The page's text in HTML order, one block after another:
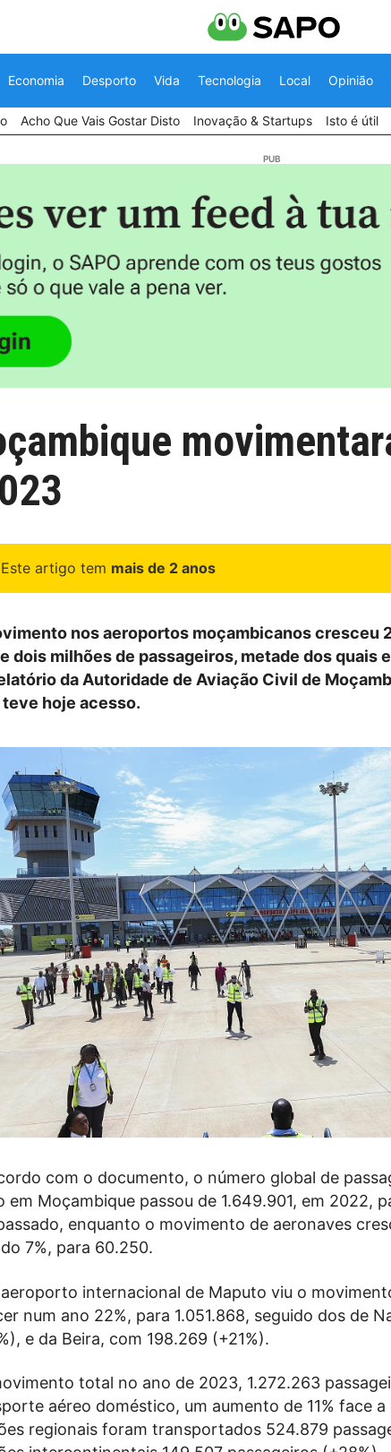
Economia Desporto Vida Tecnologia Local Opinião
Acho Que Vais Gostar Disto Inovação & Startups Isto é útil
Este artigo tem mais de 2 anos
nos aeroportos moçambicanos cresceu
dois milhões de passageiros, metade dos quais
da Autoridade de Aviação Civil de
teve hoje acesso.
com o documento, o número global de
em Moçambique passou de 1.649.901, em 2022,
enquanto o movimento de aeronaves
7%, para 60.250.
internacional de Maputo viu o
num ano 22%, para 1.051.868, seguido dos de
e da Beira, com 198.269 (+21%).
total no ano de 2023, 1.272.263
aéreo doméstico, um aumento de 11% face
regionais foram transportados 524.879